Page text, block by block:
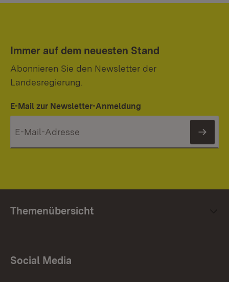
Immer auf dem neuesten Stand
Abonnieren Sie den Newsletter der
Landesregierung.
E-Mail zur Newsletter-Anmeldung
Themenübersicht
Social Media